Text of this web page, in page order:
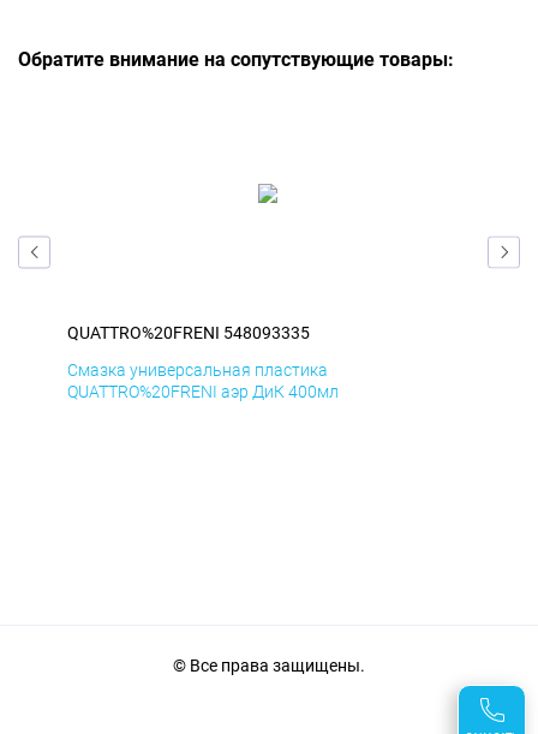
Обратите внимание на сопутствующие товары:
QUATTRO%20FRENI 548093335
Смазка универсальная пластика
QUATTRO%20FRENI аэр ДиК 400мл
© Все права защищены.